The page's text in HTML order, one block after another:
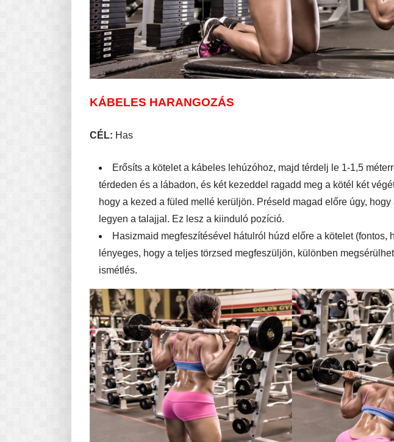
KÁBELES HARANGOZÁS
CÉL: Has
Erősíts a kötelet a kábeles lehúzóhoz, majd térdelj le 1-1,5
térdeden és a lábadon, és két kezeddel ragadd meg a kötél két
hogy a kezed a füled mellé kerüljön. Préseld magad előre úgy,
legyen a talajjal. Ez lesz a kiinduló pozíció.
Hasizmaid megfeszítésével hátulról húzd előre a kötelet (fontos,
lényeges, hogy a teljes törzsed megfeszüljön, különben
ismétlés.